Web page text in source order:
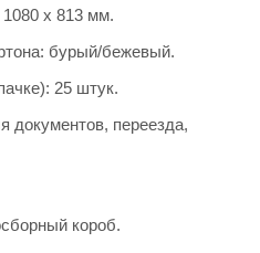
х 813 мм.
бурый/бежевый.
25 штук.
документов, переезда,
короб.